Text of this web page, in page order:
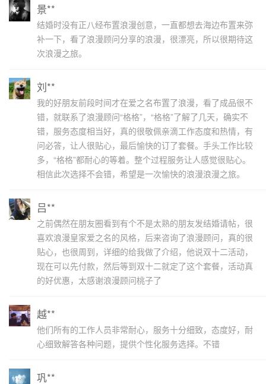
景**
结婚时没有正八经布置浪漫创意，一直都想去海边布置来弥
补一下，看了浪漫顾问分享的浪漫，很漂亮，所以很期待这
次浪漫之旅。
刘**
我的好朋友前段时间才在爱之名布置了浪漫，看了成品很不
错，就联系了浪漫顾问“格格”，“格格”了解了几天，确实不
错，服务态度相当好，真的很敬佩亲滴工作态度和热情，有
问必答，让人很贴心，最后愉快的订了套餐。手头工作比较
多，“格格”都耐心的等着。整个过程服务让人感觉很贴心。
相信此次选择不会错，希望是一次愉快的浪漫浪漫之旅。
吕**
之前偶然在朋友圈看到有个不是太熟的朋友发结婚请帖，很
喜欢浪漫皇家爱之名的风格，后来咨询了浪漫顾问，真的很
贴心，也很周到，详细的给我做了介绍，他说双十二活动，
现在可以先付款，然后等到双十二就定了这个套餐，活动真
的好优惠，太感谢浪漫顾问桃子了
越**
他们所有的工作人员非常耐心，服务十分细致，态度好，耐
心细致解答各种问题，提供个性化服务选择。不错
巩**